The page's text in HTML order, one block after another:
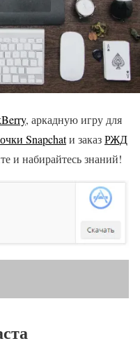
, аркадную игру для
очки Snapchatи заказРЖД
и набирайтесь знаний!